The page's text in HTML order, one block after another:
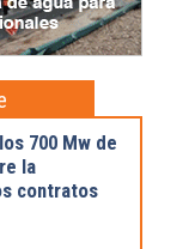
700 Mw de
la
contratos